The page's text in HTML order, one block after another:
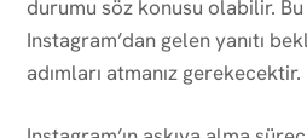
durumu söz konusu olabilir.
Instagram’dan gelen yanıtı
adımları atmanız gerekecektir.